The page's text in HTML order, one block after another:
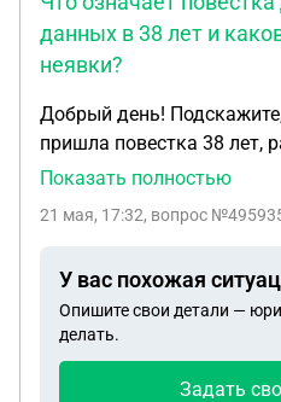
данных в 38 лет и
неявки?
Добрый день!
пришла повестка 38 лет,
службу, повестка с
неявке и в целом какие
Показать полностью
21 мая, 17:32, вопрос
У вас похожая
Опишите свои детали —
делать.
Задать